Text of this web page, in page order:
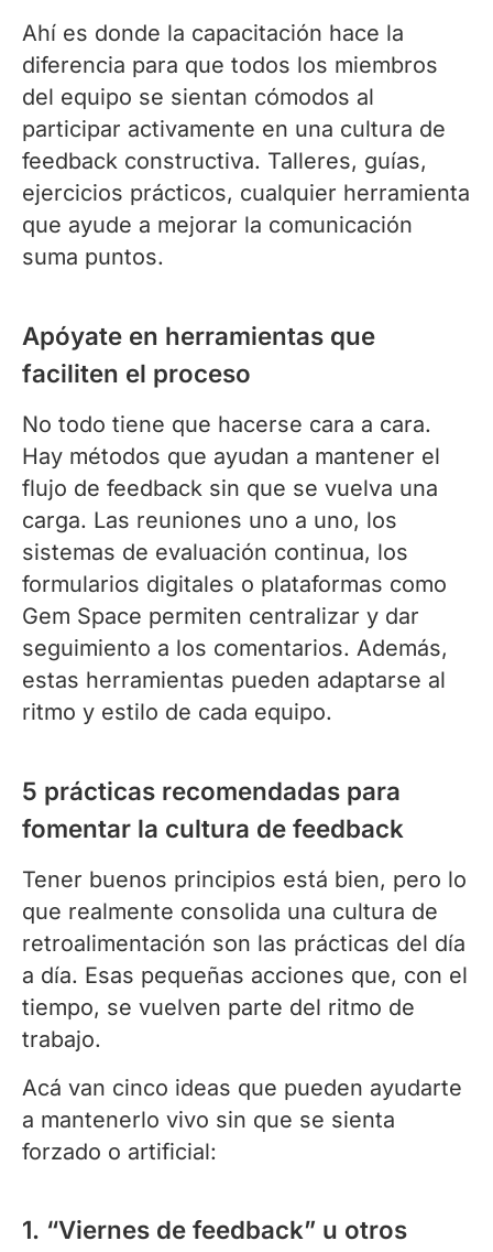
Ahí es donde la capacitación hace la
diferencia para que todos los miembros
del equipo se sientan cómodos al
participar activamente en una cultura de
feedback constructiva. Talleres, guías,
ejercicios prácticos, cualquier herramienta
que ayude a mejorar la comunicación
suma puntos.
Apóyate en herramientas que
faciliten el proceso
No todo tiene que hacerse cara a cara.
Hay métodos que ayudan a mantener el
flujo de feedback sin que se vuelva una
carga. Las reuniones uno a uno, los
sistemas de evaluación continua, los
formularios digitales o plataformas como
Gem Space permiten centralizar y dar
seguimiento a los comentarios. Además,
estas herramientas pueden adaptarse al
ritmo y estilo de cada equipo.
5 prácticas recomendadas para
fomentar la cultura de feedback
Tener buenos principios está bien, pero lo
que realmente consolida una cultura de
retroalimentación son las prácticas del día
a día. Esas pequeñas acciones que, con el
tiempo, se vuelven parte del ritmo de
trabajo.
Acá van cinco ideas que pueden ayudarte
a mantenerlo vivo sin que se sienta
forzado o artificial:
1. “Viernes de feedback” u otros